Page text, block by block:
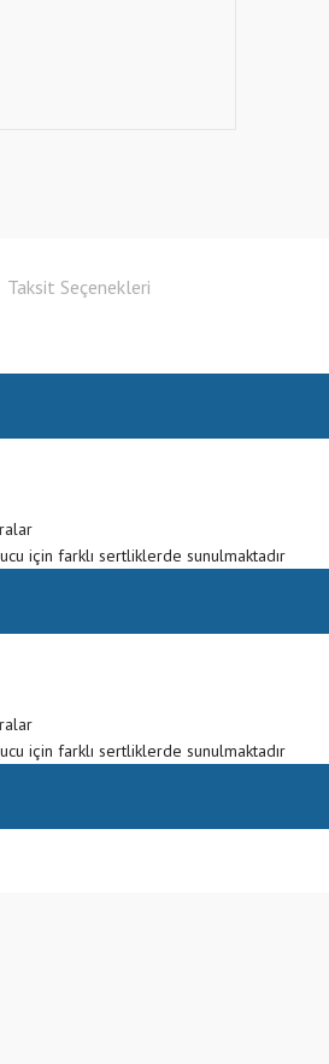
Taksit Seçenekleri
için farklı sertliklerde sunulmaktadır
için farklı sertliklerde sunulmaktadır